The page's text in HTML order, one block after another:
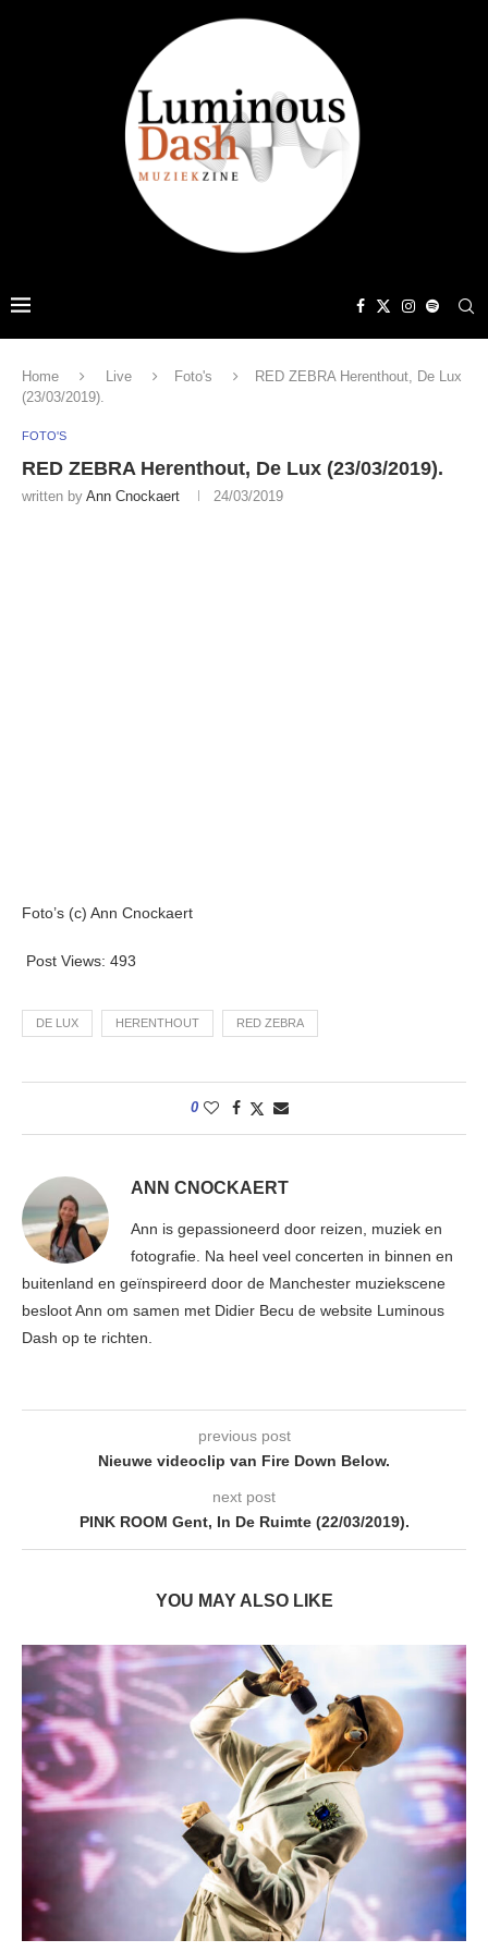
Home Live Foto's
RED ZEBRA Herenthout, De Lux
(23/03/2019).
FOTO'S
RED ZEBRA Herenthout, De Lux (23/03/2019).
written by Ann Cnockaert 24/03/2019
Foto’s (c) Ann Cnockaert
Post Views: 493
DE LUX HERENTHOUT RED ZEBRA
0
ANN CNOCKAERT
Ann is gepassioneerd door reizen, muziek en
fotografie. Na heel veel concerten in binnen en
buitenland en geïnspireerd door de Manchester muziekscene
besloot Ann om samen met Didier Becu de website Luminous
Dash op te richten.
previous post
Nieuwe videoclip van Fire Down Below.
next post
PINK ROOM Gent, In De Ruimte (22/03/2019).
YOU MAY ALSO LIKE